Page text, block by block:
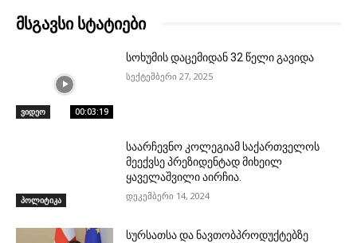
მსგავსი სტატიები
ვიდეო 00:03:19
სოხუმის დაცემიდან 32 წელი გავიდა
სექტემბერი 27, 2025
პოლიტიკა
საარჩევნო კოლეგიამ საქართველოს
მეექვსე პრეზიდენტად მიხეილ
ყაველაშვილი აირჩია.
დეკემბერი 14, 2024
სურსათსა და ნავთობპროდუქტებზე